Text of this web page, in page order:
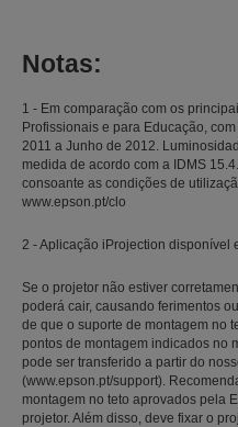
Notas:
1 - Em comparação com os
Profissionais e para Educação,
2011 a Junho de 2012.
medida de acordo com a IDMS
consoante as condições de
www.epson.pt/clo
2 - Aplicação iProjection disponível
Se o projetor não estiver
poderá cair, causando ferimentos
de que o suporte de montagem no
pontos de montagem indicados no
pode ser transferido a partir do
(www.epson.pt/support).
montagem no teto aprovados pela
projetor. Além disso, deve fixar o